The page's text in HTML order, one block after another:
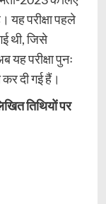
यह परीक्षा पहले
थी, जिसे
यह परीक्षा पुनः
दी गई हैं।
तिथियों पर